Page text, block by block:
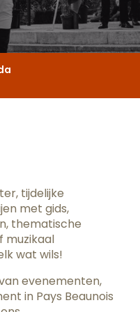
aux
tijdelijke
met gids,
thematische
muzikaal
wat wils!
evenementen,
in Pays Beaunois